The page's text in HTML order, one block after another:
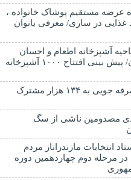
عرضه مستقیم پوشاک خانواده ،
غذایی در ساری/ معرفی بانوان
آشپزخانه اطعام و احسان
حسینی در مازندران/ پیش بینی افتتاح ۱۰۰۰ آشپزخانه
پرداخت پاداش صرفه جویی به ۱۳۴ هزار مشترک
۴۰ درصدی مصدومین ناشی از سگ
انتخابات مازندراناز مردم
مرحله دوم چهاردهمین دوره